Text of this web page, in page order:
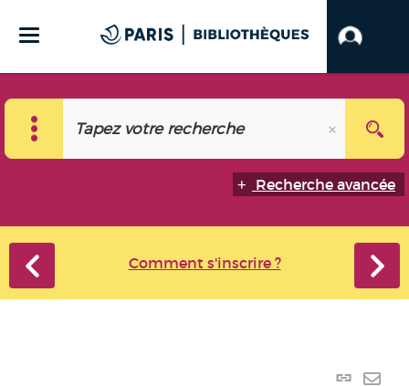
Recherche avancée
Comment s'inscrire ?
Lien